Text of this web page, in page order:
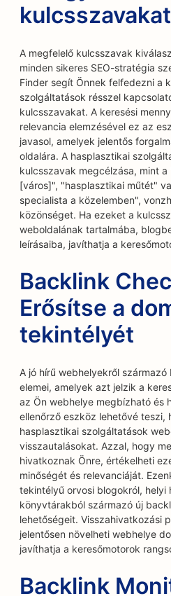
kulcsszavakat
A megfelelő kulcsszavak
minden sikeres SEO-stratégia
Finder segít Önnek felfedezni a
szolgáltatások résszel
kulcsszavakat. A keresési
relevancia elemzésével ez az
javasol, amelyek jelentős
oldalára. A hasplasztikai
kulcsszavak megcélzása, mint
[város]", "hasplasztikai műtét"
specialista a közelemben",
közönséget. Ha ezeket a
weboldalának tartalmába,
leírásaiba, javíthatja a
Backlink
Erősítse a
tekintélyét
A jó hírű webhelyekről
elemei, amelyek azt jelzik a
az Ön webhelye megbízható és
ellenőrző eszköz lehetővé teszi,
hasplasztikai szolgáltatások
visszautalásokat. Azzal, hogy
hivatkoznak Önre, értékelheti
minőségét és relevanciáját.
tekintélyű orvosi blogokról, helyi
könyvtárakból származó új
lehetőségeit. Visszahivatkozási
jelentősen növelheti webhelye
javíthatja a keresőmotorok
Backlink